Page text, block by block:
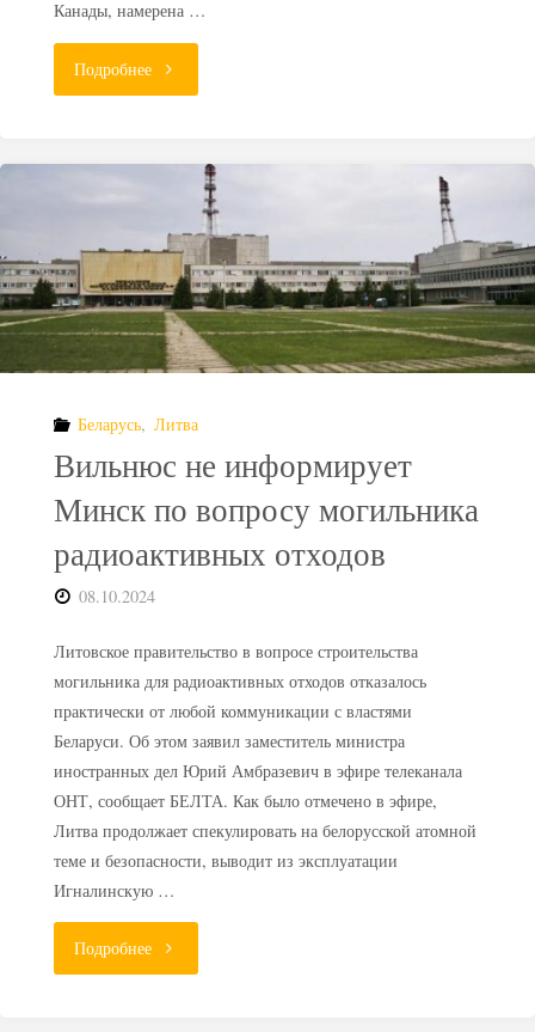
Канады, намерена …
Подробнее"Канада:
отходы
шоссе
через
ваш
задний
Беларусь, Литва
Вильнюс не информирует
Минск по вопросу могильника
радиоактивных отходов
08.10.2024
Литовское правительство в вопросе строительства
могильника для радиоактивных отходов отказалось
практически от любой коммуникации с властями
Беларуси. Об этом заявил заместитель министра
иностранных дел Юрий Амбразевич в эфире телеканала
ОНТ, сообщает БЕЛТА. Как было отмечено в эфире,
Литва продолжает спекулировать на белорусской атомной
теме и безопасности, выводит из эксплуатации
Игналинскую …
Подробнее"Вильнюс